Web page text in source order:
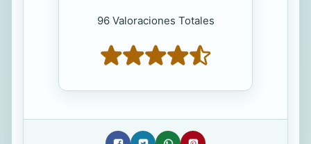
96 Valoraciones Totales